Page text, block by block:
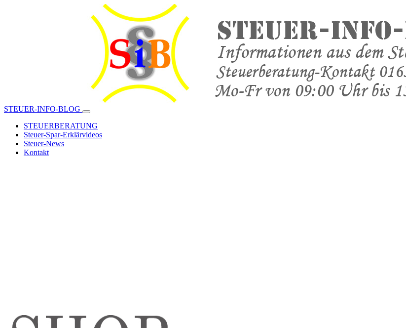
STEUER-INFO-BLOG
STEUERBERATUNG
Steuer-Spar-Erklärvideos
Steuer-News
Kontakt